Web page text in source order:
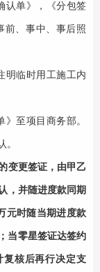
认单》，《分包签
前、事中、事后照
明临时用工施工内
至项目商务部。
。
变更签证，由甲乙
，并随进度款同期
元时随当期进度款
当零星签证达签约
复核后再行决定支